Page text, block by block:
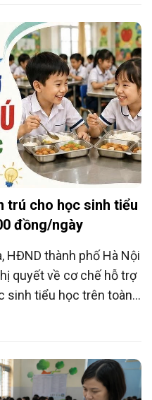
trú cho học sinh tiểu
đồng/ngày
HĐND thành phố Hà Nội
quyết về cơ chế hỗ trợ
sinh tiểu học trên toàn
năm học 2026-2027.